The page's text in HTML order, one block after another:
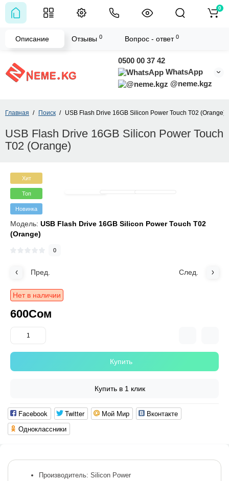
0500 00 37 42
WhatsApp
@neme.kgz
0
Главная Поиск USB Flash Drive 16GB Silicon Power Touch T02 (Orange)
USB Flash Drive 16GB Silicon Power Touch
T02 (Orange)
Хит
Топ
Новинка
Модель: USB Flash Drive 16GB Silicon Power Touch T02
(Orange)
0
Пред. След.
Нет в наличии
600Сом
Купить
Купить в 1 клик
Facebook Twitter Мой Мир
Вконтакте
Одноклассники
Описание Отзывы 0 Вопрос - ответ 0
Производитель: Silicon Power